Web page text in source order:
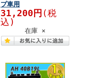
プ車用
31,200円 (税
込)
在庫 ×